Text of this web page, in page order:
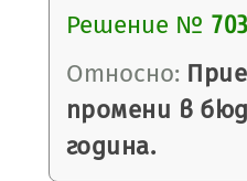
Решение №
Относно:
промени в
година.